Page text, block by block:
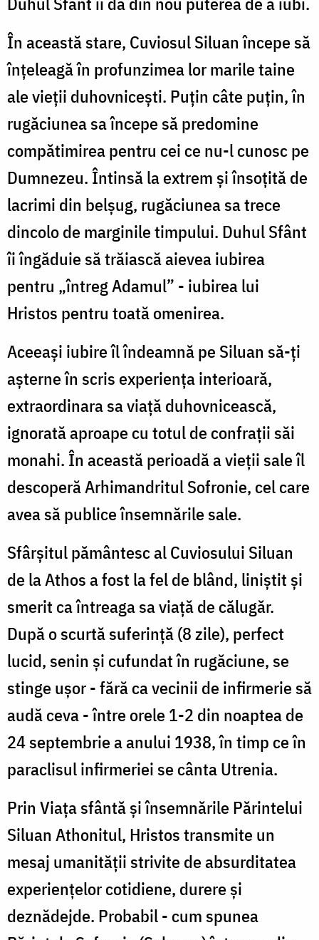
În această stare, Cuviosul Siluan începe să
înțeleagă în profunzimea lor marile taine
ale vieții duhovnicești. Puțin câte puțin, în
rugăciunea sa începe să predomine
compătimirea pentru cei ce nu-l cunosc pe
Dumnezeu. Întinsă la extrem și însoțită de
lacrimi din belșug, rugăciunea sa trece
dincolo de marginile timpului. Duhul Sfânt
îi îngăduie să trăiască aievea iubirea
pentru „întreg Adamul” - iubirea lui
Hristos pentru toată omenirea.
Aceeași iubire îl îndeamnă pe Siluan să-ți
așterne în scris experiența interioară,
extraordinara sa viață duhovnicească,
ignorată aproape cu totul de confrații săi
monahi. În această perioadă a vieții sale îl
descoperă Arhimandritul Sofronie, cel care
avea să publice însemnările sale.
Sfârșitul pământesc al Cuviosului Siluan
de la Athos a fost la fel de blând, liniștit și
smerit ca întreaga sa viață de călugăr.
După o scurtă suferință (8 zile), perfect
lucid, senin și cufundat în rugăciune, se
stinge ușor - fără ca vecinii de infirmerie să
audă ceva - între orele 1-2 din noaptea de
24 septembrie a anului 1938, în timp ce în
paraclisul infirmeriei se cânta Utrenia.
Prin Viața sfântă și însemnările Părintelui
Siluan Athonitul, Hristos transmite un
mesaj umanității strivite de absurditatea
experiențelor cotidiene, durere și
deznădejde. Probabil - cum spunea